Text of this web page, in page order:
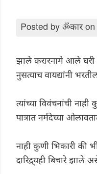
Posted by ॐकारon
झाले करारनामे आले
नुसत्याच वायद्यांनी
त्यांच्या विवंचनांची नाही
पात्रात नर्मदेच्या
नाही कुणी भिकारी की
दारिद्र्यही बिचारे झाले